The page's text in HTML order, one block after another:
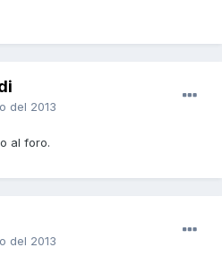
del 2013
al foro.
del 2013